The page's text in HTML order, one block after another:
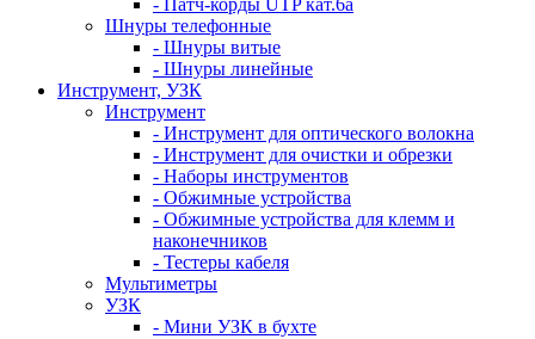
- Патч-корды UTP кат.6а
Шнуры телефонные
- Шнуры витые
- Шнуры линейные
Инструмент, УЗК
Инструмент
- Инструмент для оптического волокна
- Инструмент для очистки и обрезки
- Наборы инструментов
- Обжимные устройства
- Обжимные устройства для клемм и
наконечников
- Тестеры кабеля
Мультиметры
УЗК
- Мини УЗК в бухте